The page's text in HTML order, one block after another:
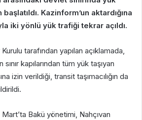
başlatıldı. Kazinform’un aktardığına
iki yönlü yük trafiği tekrar açıldı.
tarafından yapılan açıklamada,
kapılarından tüm yük taşıyan
izin verildiği, transit taşımacılığın da
Mart’ta Bakü yönetimi, Nahçıvan